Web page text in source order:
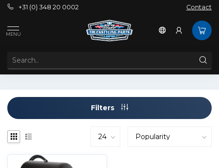
+31 (0) 348 20 0002 Contact
MENU
Filters